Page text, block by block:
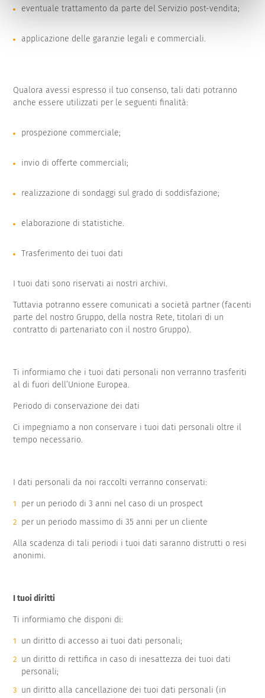
eventuale trattamento da parte del Servizio post-vendita;
applicazione delle garanzie legali e commerciali.
Qualora avessi espresso il tuo consenso, tali dati potranno
anche essere utilizzati per le seguenti finalità:
prospezione commerciale;
invio di offerte commerciali;
realizzazione di sondaggi sul grado di soddisfazione;
elaborazione di statistiche.
Trasferimento dei tuoi dati
I tuoi dati sono riservati ai nostri archivi.
Tuttavia potranno essere comunicati a società partner (facenti
parte del nostro Gruppo, della nostra Rete, titolari di un
contratto di partenariato con il nostro Gruppo).
Ti informiamo che i tuoi dati personali non verranno trasferiti
al di fuori dell’Unione Europea.
Periodo di conservazione dei dati
Ci impegniamo a non conservare i tuoi dati personali oltre il
tempo necessario.
I dati personali da noi raccolti verranno conservati:
per un periodo di 3 anni nel caso di un prospect
per un periodo massimo di 35 anni per un cliente
Alla scadenza di tali periodi i tuoi dati saranno distrutti o resi
anonimi.
I tuoi diritti
Ti informiamo che disponi di:
un diritto di accesso ai tuoi dati personali;
un diritto di rettifica in caso di inesattezza dei tuoi dati
personali;
un diritto alla cancellazione dei tuoi dati personali (in